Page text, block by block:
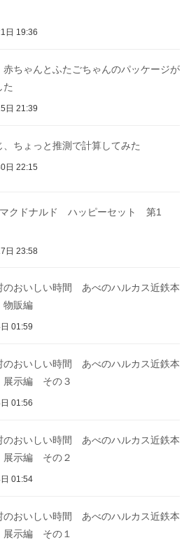
日 19:36
ちゃんとふたごちゃんのパッケージが
た
日 21:39
、ちょっと推測で計算してみた
日 22:15
マクドナルド ハッピーセット 第1
日 23:58
のおいしい時間 あべのハルカス近鉄本
販編
01:59
のおいしい時間 あべのハルカス近鉄本
示編 その３
01:56
のおいしい時間 あべのハルカス近鉄本
示編 その２
01:54
のおいしい時間 あべのハルカス近鉄本
示編 その１